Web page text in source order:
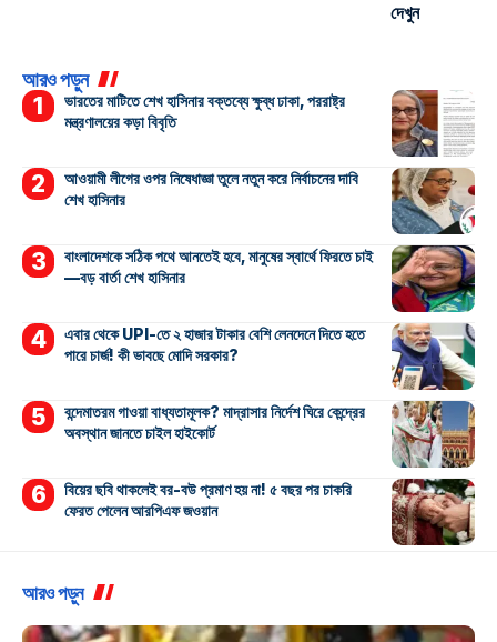
দেখুন
আরও পড়ুন
ভারতের মাটিতে শেখ হাসিনার বক্তব্যে ক্ষুব্ধ ঢাকা, পররাষ্ট্র
মন্ত্রণালয়ের কড়া বিবৃতি
আওয়ামী লীগের ওপর নিষেধাজ্ঞা তুলে নতুন করে নির্বাচনের দাবি
শেখ হাসিনার
বাংলাদেশকে সঠিক পথে আনতেই হবে, মানুষের স্বার্থে ফিরতে চাই
—বড় বার্তা শেখ হাসিনার
এবার থেকে UPI-তে ২ হাজার টাকার বেশি লেনদেনে দিতে হতে
পারে চার্জ! কী ভাবছে মোদি সরকার?
বন্দেমাতরম গাওয়া বাধ্যতামূলক? মাদ্রাসার নির্দেশ ঘিরে কেন্দ্রের
অবস্থান জানতে চাইল হাইকোর্ট
বিয়ের ছবি থাকলেই বর-বউ প্রমাণ হয় না! ৫ বছর পর চাকরি
ফেরত পেলেন আরপিএফ জওয়ান
আরও পড়ুন